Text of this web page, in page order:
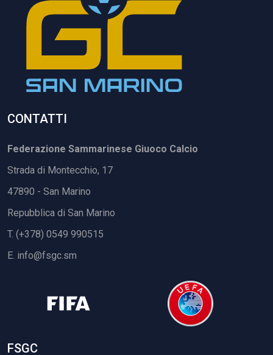
CONTATTI
Federazione Sammarinese Giuoco Calcio
Strada di Montecchio, 17
47890 - San Marino
Repubblica di San Marino
T. (+378) 0549 990515
E. info@fsgc.sm
FSGC